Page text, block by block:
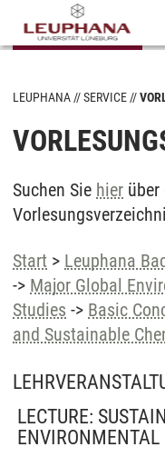
LEUPHANA SERVICE
Suchen Sie hier
Start > Leuphana
-> Major Global
Studies -> Basic
and Sustainable
LECTURE:
ENVIRONMENTAL